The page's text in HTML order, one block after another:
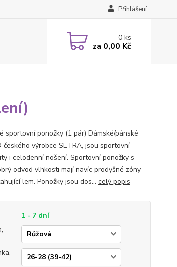
Přihlášení
0ks
za 0,00 Kč
sportovní ponožky (1 pár) Dámské/pánské
výrobce SETRA, jsou sportovní
i celodenní nošení. Sportovní ponožky s
odvod vlhkosti mají navíc prodyšné zóny
lem. Ponožky jsou dos... celý popis
1 - 7 dní